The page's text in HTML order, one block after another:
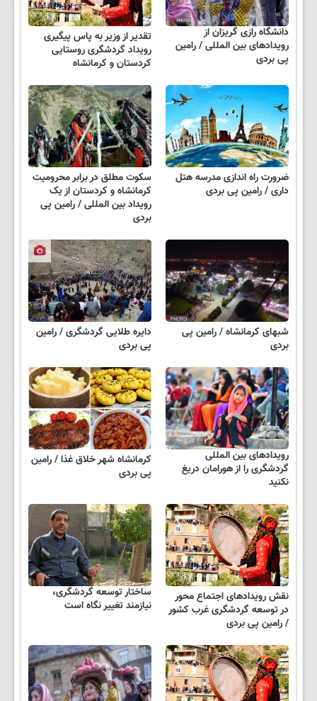
دانشگاه رازی گریزان از
رویدادهای بین المللی / رامین
پی بردی
تقدیر از وزیر به پاس پیگیری
رویداد گردشگری روستایی
کردستان و کرمانشاه
ضرورت راه اندازی مدرسه هتل
داری / رامین پی بردی
سکوت مطلق در برابر محرومیت
کرمانشاه و کردستان از یک
رویداد بین المللی / رامین پی
بردی
شبهای کرمانشاه / رامین پی
بردی
دایره طلایی گردشگری / رامین
پی بردی
رویدادهای بین المللی
گردشگری را از هورامان دریغ
نکنید
کرمانشاه شهر خلاق غذا / رامین
پی بردی
نقش رویدادهای اجتماع محور
در توسعه گردشگری غرب کشور
/ رامین پی بردی
ساختار توسعه گردشگری،
نیازمند تغییر نگاه است